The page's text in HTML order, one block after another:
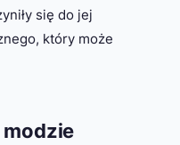
się do jej
który może
modzie